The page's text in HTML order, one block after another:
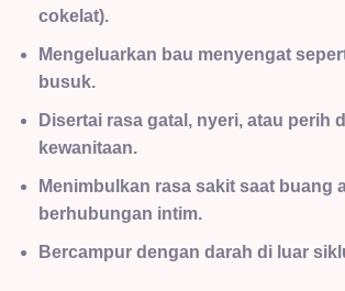
cokelat).
Mengeluarkan bau menyengat
busuk.
Disertai rasa gatal, nyeri, atau perih
kewanitaan.
Menimbulkan rasa sakit saat buang
berhubungan intim.
Bercampur dengan darah di luar